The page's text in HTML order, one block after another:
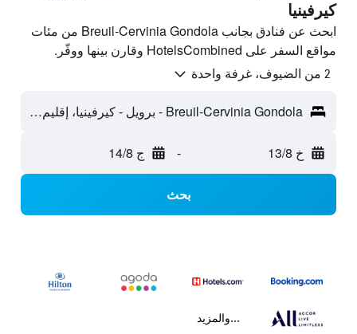
كيرفينيا
ابحث عن فنادق بجانب Breuil-Cervinia Gondola من مئات
مواقع السفر على HotelsCombined وقارن بينها ووفّر.
2 من الضيوف، غرفة واحدة
Breuil-Cervinia Gondola - برويل - كيرفينيا، إقليم فالي دا أوستا، إيطاليا
خ 13/8 - ج 14/8
بحث
...والمزيد